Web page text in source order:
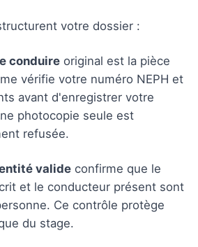
votre dossier :
conduire original est la pièce
vérifie votre numéro NEPH et
avant d'enregistrer votre
photocopie seule est
refusée.
valide confirme que le
et le conducteur présent sont
Ce contrôle protège
du stage.